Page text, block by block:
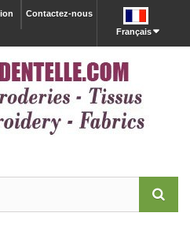
Français
Contactez-nous